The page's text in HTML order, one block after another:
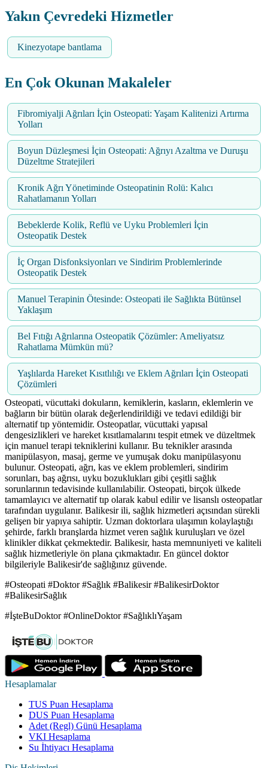
Yakın Çevredeki Hizmetler
Kinezyotape bantlama
En Çok Okunan Makaleler
Fibromiyalji Ağrıları İçin Osteopati: Yaşam Kalitenizi Artırma
Yolları
Boyun Düzleşmesi İçin Osteopati: Ağrıyı Azaltma ve Duruşu
Düzeltme Stratejileri
Kronik Ağrı Yönetiminde Osteopatinin Rolü: Kalıcı
Rahatlamanın Yolları
Bebeklerde Kolik, Reflü ve Uyku Problemleri İçin
Osteopatik Destek
İç Organ Disfonksiyonları ve Sindirim Problemlerinde
Osteopatik Destek
Manuel Terapinin Ötesinde: Osteopati ile Sağlıkta Bütünsel
Yaklaşım
Bel Fıtığı Ağrılarına Osteopatik Çözümler: Ameliyatsız
Rahatlama Mümkün mü?
Yaşlılarda Hareket Kısıtlılığı ve Eklem Ağrıları İçin Osteopati
Çözümleri
Osteopati, vücuttaki dokuların, kemiklerin, kasların, eklemlerin ve
bağların bir bütün olarak değerlendirildiği ve tedavi edildiği bir
alternatif tıp yöntemidir. Osteopatlar, vücuttaki yapısal
dengesizlikleri ve hareket kısıtlamalarını tespit etmek ve düzeltmek
için manuel terapi tekniklerini kullanır. Bu teknikler arasında
manipülasyon, masaj, germe ve yumuşak doku manipülasyonu
bulunur. Osteopati, ağrı, kas ve eklem problemleri, sindirim
sorunları, baş ağrısı, uyku bozuklukları gibi çeşitli sağlık
sorunlarının tedavisinde kullanılabilir. Osteopati, birçok ülkede
tamamlayıcı ve alternatif tıp olarak kabul edilir ve lisanslı osteopatlar
tarafından uygulanır. Balikesir ili, sağlık hizmetleri açısından sürekli
gelişen bir yapıya sahiptir. Uzman doktorlara ulaşımın kolaylaştığı
şehirde, farklı branşlarda hizmet veren sağlık kuruluşları ve özel
klinikler dikkat çekmektedir. Balikesir, hasta memnuniyeti ve kaliteli
sağlık hizmetleriyle ön plana çıkmaktadır. En güncel doktor
bilgileriyle Balikesir'de sağlığınız güvende.
#Osteopati #Doktor #Sağlık #Balikesir #BalikesirDoktor
#BalikesirSağlık
#İşteBuDoktor #OnlineDoktor #SağlıklıYaşam
Hesaplamalar
TUS Puan Hesaplama
DUS Puan Hesaplama
Adet (Regl) Günü Hesaplama
VKI Hesaplama
Su İhtiyacı Hesaplama